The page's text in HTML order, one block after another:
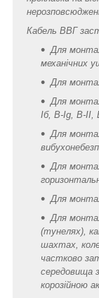
Кабель ВВГ
Для
механічних
Для
Для
Iб, B-Ig, В-II,
Для
Для
Для
Для
(тунелях),
шахтах,
частково
середовища
корозійною